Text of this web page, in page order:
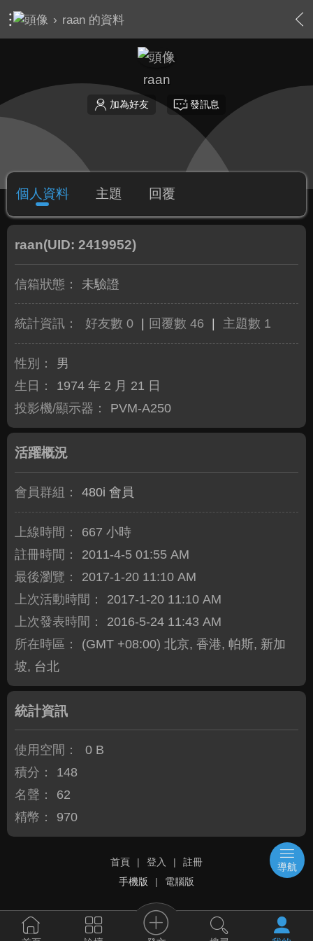
› raan 的資料
raan
加為好友 發訊息
個人資料 主題 回覆
raan(UID: 2419952)
信箱狀態： 未驗證
統計資訊： 好友數 0 回覆數 46 主題數 1
性別：
男
生日：
1974 年 2 月 21 日
投影機/顯示器：
PVM-A250
活躍概況
會員群組： 480i 會員
上線時間：
667 小時
註冊時間：
2011-4-5 01:55 AM
最後瀏覽：
2017-1-20 11:10 AM
上次活動時間：
2017-1-20 11:10 AM
上次發表時間：
2016-5-24 11:43 AM
所在時區：
(GMT +08:00) 北京, 香港, 帕斯, 新加
坡, 台北
統計資訊
使用空間：
0 B
積分：
148
名聲：
62
精幣：
970
首頁 | 登入 |
註冊
手機版
| 電腦版
導航